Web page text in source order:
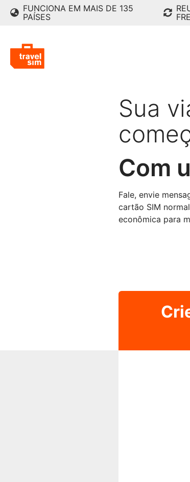
FUNCIONA EM MAIS DE 135
PAÍSES
Sua
Com
Fale, envie
cartão SIM
econômica para